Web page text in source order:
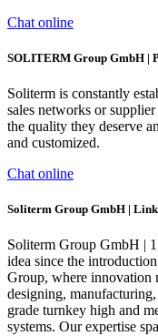
Chat online
SOLITERM Group GmbH |
Soliterm is constantly
sales networks or
the quality they deserve
and customized.
Chat online
Soliterm Group GmbH |
Soliterm Group GmbH |
idea since the
Group, where innovation
designing,
grade turnkey high and
systems. Our expertise